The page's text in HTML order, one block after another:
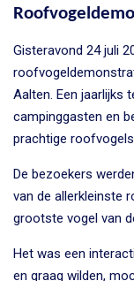
Gisteravond 24 juli
Aalten. Een jaarlijks
campinggasten en
prachtige
De bezoekers
van de allerkleinste
grootste vogel van
Het was een
en graag wilden,